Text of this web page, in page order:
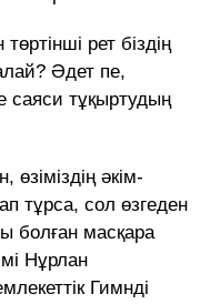
рет біздің
Әдет пе,
саяси тұқыртудың
өзіміздің әкім-
тұрса, сол өзгеден
болған масқара
Нұрлан
Гимнді